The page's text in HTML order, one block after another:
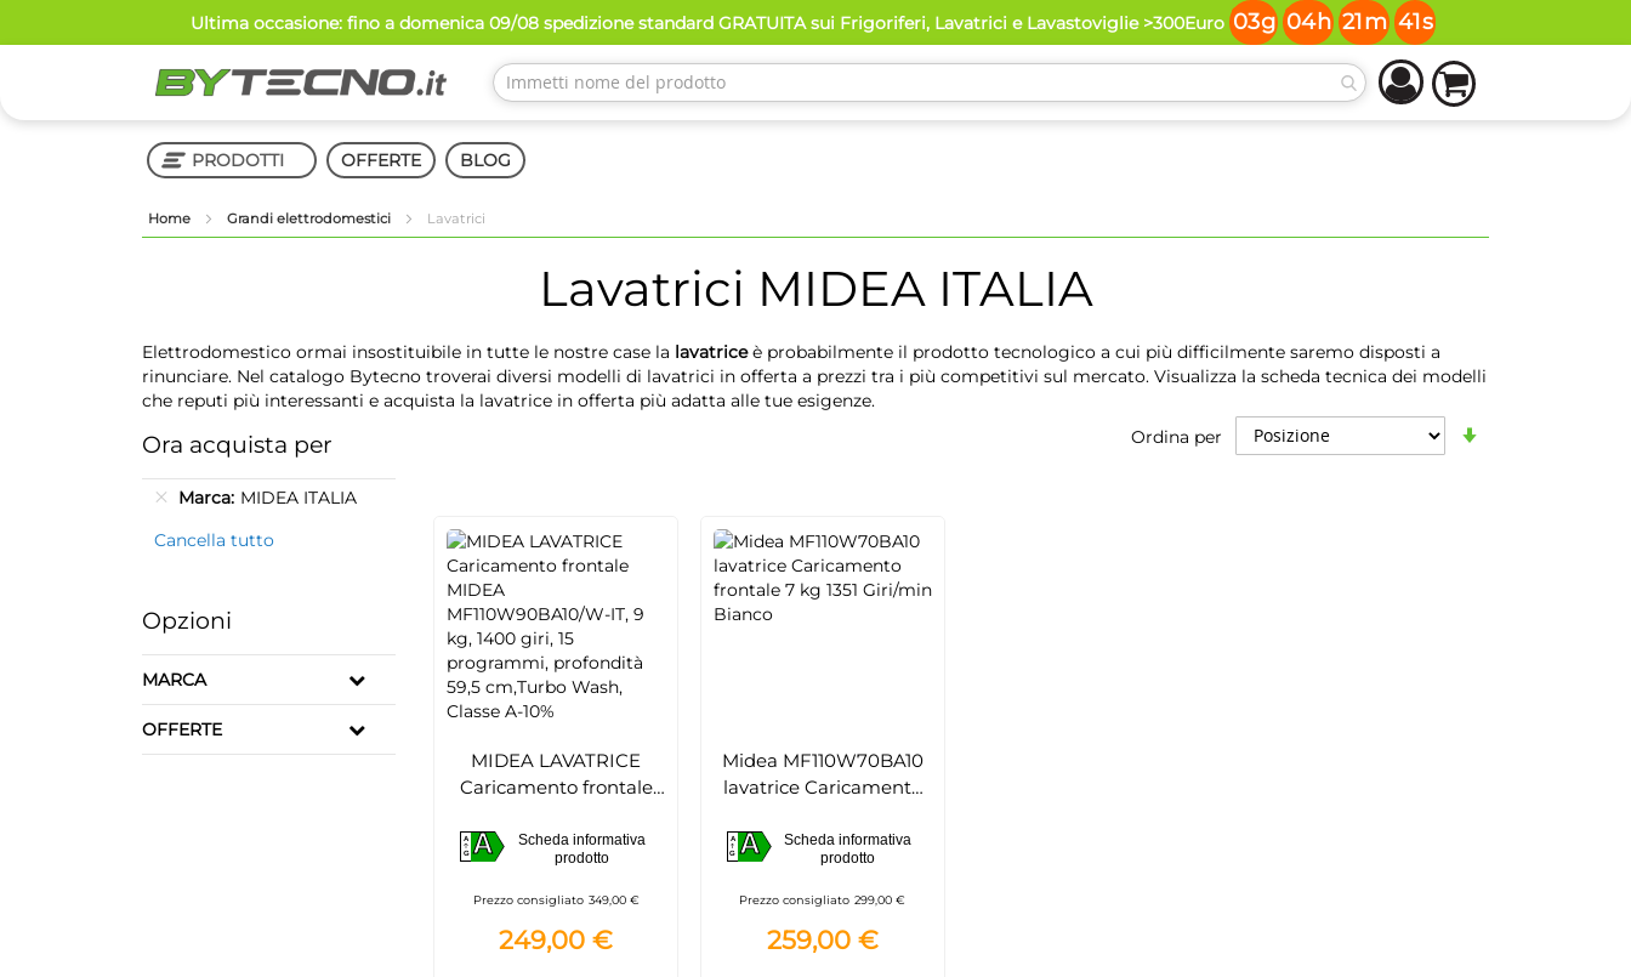
contenuto
Ultima occasione: fino a domenica 09/08 spedizione standard GRATUITA sui Frigoriferi, Lavatrici e Lavastoviglie >300Euro 03g 04h 21m 40s
PRODOTTI OFFERTE BLOG
Home Grandi elettrodomestici Lavatrici
Lavatrici MIDEA ITALIA
Elettrodomestico ormai insostituibile in tutte le nostre case la lavatriceè probabilmente il prodotto tecnologico a cui più difficilmente saremo disposti a
rinunciare. Nel catalogo Bytecno troverai diversi modelli di lavatrici in offerta a prezzi tra i più competitivi sul mercato. Visualizza la scheda tecnica dei modelli
che reputi più interessanti e acquista la lavatrice in offerta più adatta alle tue esigenze.
Ordina per
MIDEA LAVATRICE
Caricamento frontale
MF110W90BA10/W-IT, 9
kg, 1400 giri, 15
programmi, profondità
Classe A-10%
A
G A
Scheda informativa
prodotto
Prezzo consigliato 349,00 €
249,00 €
Midea MF110W70BA10
lavatrice Caricamento
Giri/min Bianco
A
G A A
Scheda informativa
prodotto
Prezzo consigliato 299,00 €
259,00 €
Ora acquista per
Marca MIDEA ITALIA
Cancella tutto
Opzioni
MARCA
OFFERTE